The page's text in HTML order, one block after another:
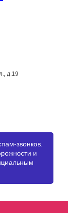
д.19
звонков.
и